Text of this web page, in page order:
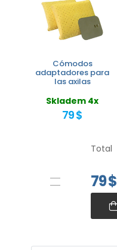
Cómodos
adaptadores para
las axilas
Skladem 4x
79 $
Total
79$